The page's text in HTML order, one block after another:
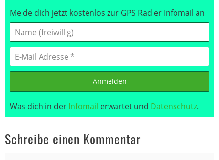
Melde dich jetzt kostenlos zur GPS Radler Infomail an
Anmelden
Was dich in der Infomail erwartet und Datenschutz.
Schreibe einen Kommentar